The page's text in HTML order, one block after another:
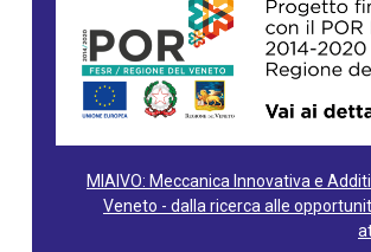
MIAIVO: Meccanica Innovativa e
Veneto - dalla ricerca alle